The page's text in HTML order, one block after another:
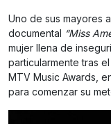
Uno de sus mayores
documental “Miss
mujer llena de
particularmente tras
MTV Music Awards,
para comenzar su